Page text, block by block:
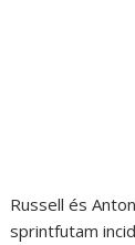
Russell és
sprintfutam